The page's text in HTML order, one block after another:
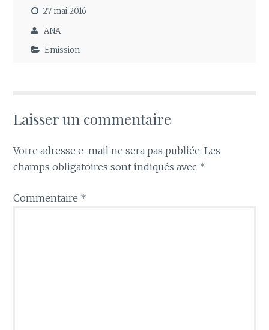
27 mai 2016
ANA
Emission
Laisser un commentaire
Votre adresse e-mail ne sera pas publiée. Les
champs obligatoires sont indiqués avec *
Commentaire *